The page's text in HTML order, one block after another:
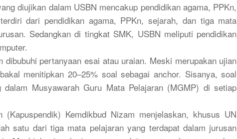
diujikan dalam USBN mencakup pendidikan agama, PPKn,
dari pendidikan agama, PPKn, sejarah, dan tiga mata
Sedangkan di tingkat SMK, USBN meliputi pendidikan
dibubuhi pertanyaan esai atau uraian. Meski merupakan ujian
menitipkan 20–25% soal sebagai anchor. Sisanya, soal
Musyawarah Guru Mata Pelajaran (MGMP) di setiap
(Kapuspendik) Kemdikbud Nizam menjelaskan, khusus UN
satu dari tiga mata pelajaran yang terdapat dalam jurusan